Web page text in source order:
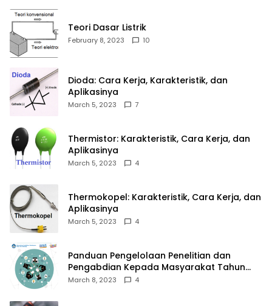
Teori Dasar Listrik
February 8, 2023 10
Dioda: Cara Kerja, Karakteristik, dan
Aplikasinya
March 5, 2023 7
Thermistor: Karakteristik, Cara Kerja, dan
Aplikasinya
March 5, 2023 4
Thermokopel: Karakteristik, Cara Kerja, dan
Aplikasinya
March 5, 2023 4
Panduan Pengelolaan Penelitian dan
Pengabdian Kepada Masyarakat Tahun
2023
March 8, 2023 4